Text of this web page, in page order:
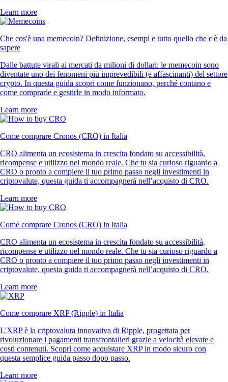
Learn more
Che cos'è una memecoin? Definizione, esempi e tutto quello che c'è da
sapere
Dalle battute virali ai mercati da milioni di dollari: le memecoin sono
diventate uno dei fenomeni più imprevedibili (e affascinanti) del settore
crypto. In questa guida scopri come funzionano, perché contano e
come comprarle e gestirle in modo informato.
Learn more
Come comprare Cronos (CRO) in Italia
CRO alimenta un ecosistema in crescita fondato su accessibilità,
ricompense e utilizzo nel mondo reale. Che tu sia curioso riguardo a
CRO o pronto a compiere il tuo primo passo negli investimenti in
criptovalute, questa guida ti accompagnerà nell’acquisto di CRO.
Learn more
Come comprare Cronos (CRO) in Italia
CRO alimenta un ecosistema in crescita fondato su accessibilità,
ricompense e utilizzo nel mondo reale. Che tu sia curioso riguardo a
CRO o pronto a compiere il tuo primo passo negli investimenti in
criptovalute, questa guida ti accompagnerà nell’acquisto di CRO.
Learn more
Come comprare XRP (Ripple) in Italia
L'XRP è la criptovaluta innovativa di Ripple, progettata per
rivoluzionare i pagamenti transfrontalieri grazie a velocità elevate e
costi contenuti. Scopri come acquistare XRP in modo sicuro con
questa semplice guida passo dopo passo.
Learn more